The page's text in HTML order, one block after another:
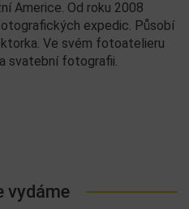
Americe. Od roku 2008
expedic. Působí
Ve svém fotoatelieru
svatební fotografii.
vydáme